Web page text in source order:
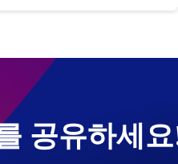
공유하세